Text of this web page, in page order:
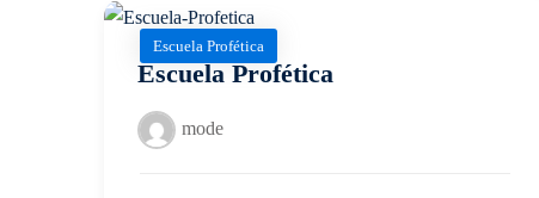
Escuela Profética
Escuela Profética
mode